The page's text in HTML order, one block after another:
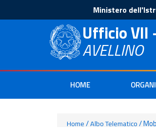
Ministero
Ufficio
AVELLINO
HOME
Home/Albo Telematico/